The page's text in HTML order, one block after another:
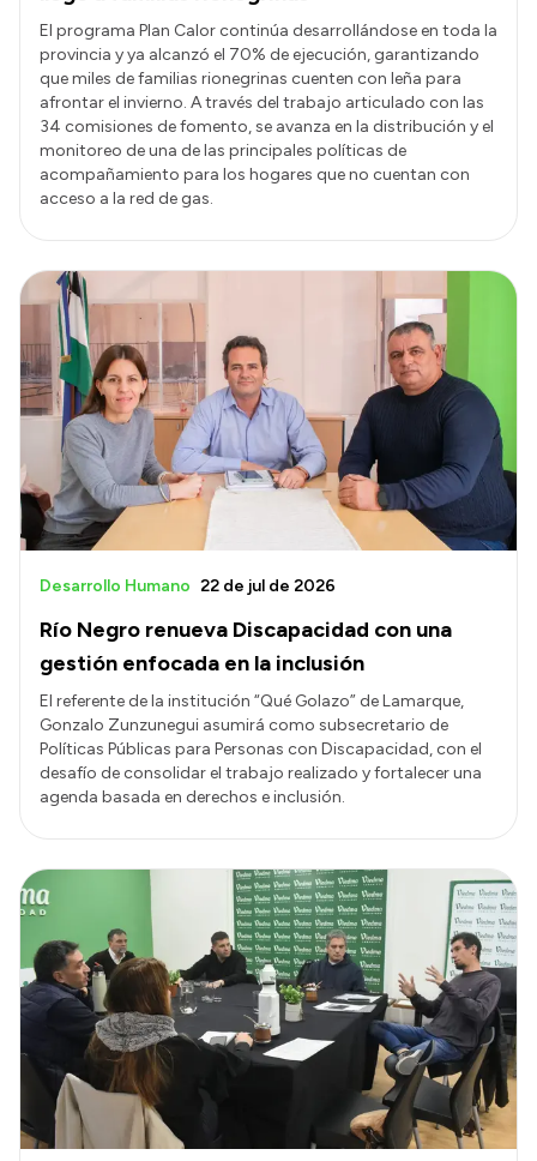
El programa Plan Calor continúa desarrollándose en toda la
provincia y ya alcanzó el 70% de ejecución, garantizando
que miles de familias rionegrinas cuenten con leña para
afrontar el invierno. A través del trabajo articulado con las
34 comisiones de fomento, se avanza en la distribución y el
monitoreo de una de las principales políticas de
acompañamiento para los hogares que no cuentan con
acceso a la red de gas.
Río Negro renueva Discapacidad con una
gestión enfocada en la inclusión
Desarrollo Humano 22 de jul de 2026
El referente de la institución “Qué Golazo” de Lamarque,
Gonzalo Zunzunegui asumirá como subsecretario de
Políticas Públicas para Personas con Discapacidad, con el
desafío de consolidar el trabajo realizado y fortalecer una
agenda basada en derechos e inclusión.